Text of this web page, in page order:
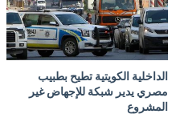
الداخلية الكويتية تطيح بطبيب
مصري يدير شبكة للإجهاض غير
المشروع